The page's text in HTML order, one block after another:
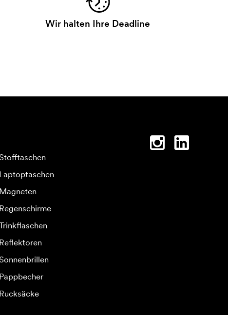
Wir halten Ihre Deadline
Laptoptaschen
Magneten
Regenschirme
Reflektoren
Pappbecher
Rucksäcke